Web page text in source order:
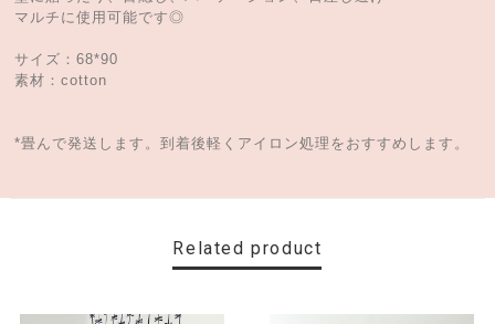
マルチに使用可能です◎
サイズ：68*90
素材：cotton
*畳んで発送します。到着後軽くアイロン処理をおすすめします。
Related product